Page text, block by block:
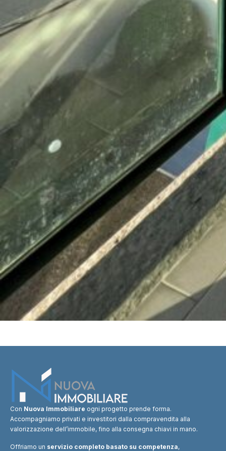
Con Nuova Immobiliare ogni progetto prende forma.
Accompagniamo privati e investitori dalla compravendita alla
valorizzazione dell’immobile, fino alla consegna chiavi in mano.
Offriamo un servizio completo basato su competenza,